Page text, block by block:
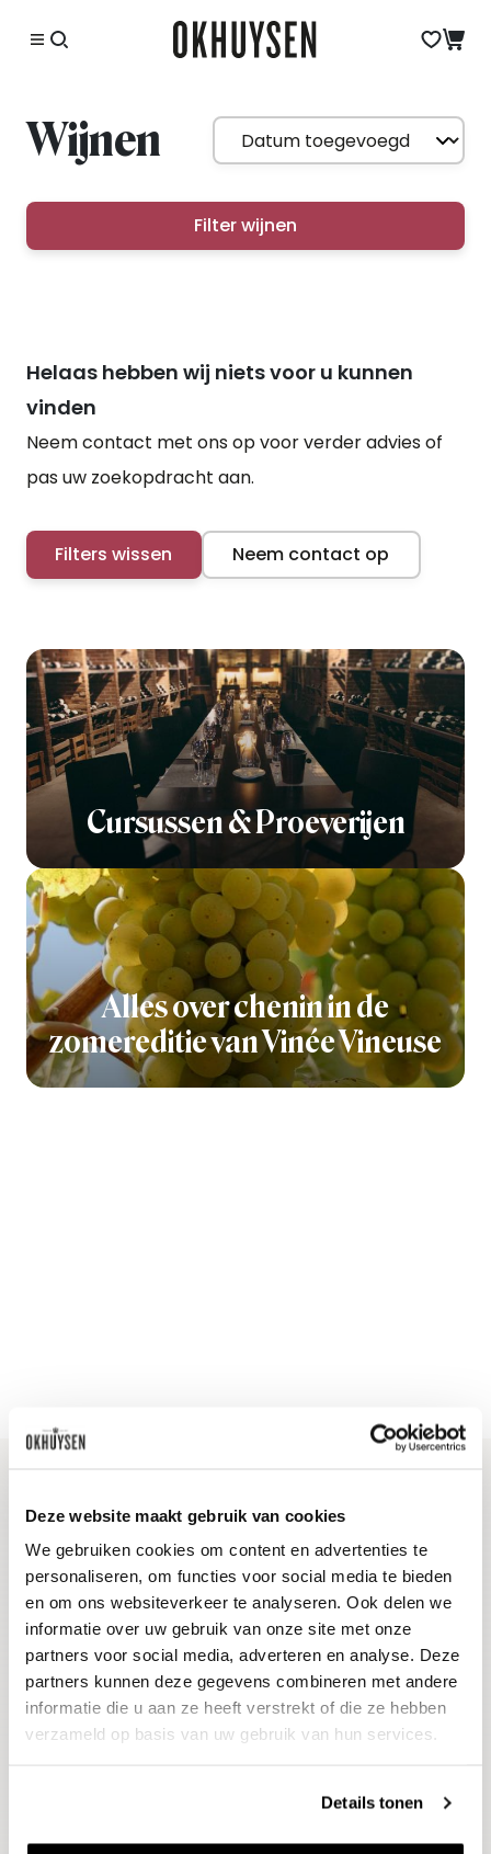
Deze website maakt gebruik van cookies
We gebruiken cookies om content en advertenties te
personaliseren, om functies voor social media te bieden
en om ons websiteverkeer te analyseren. Ook delen we
informatie over uw gebruik van onze site met onze
partners voor social media, adverteren en analyse. Deze
partners kunnen deze gegevens combineren met andere
informatie die u aan ze heeft verstrekt of die ze hebben
verzameld op basis van uw gebruik van hun services.
Details tonen
Wijnen
Filter wijnen
Helaas hebben wij niets voor u kunnen
vinden
Neem contact met ons op voor verder advies of
pas uw zoekopdracht aan.
Filters wissen Neem contact op
Cursussen & Proeverijen
Alles over chenin in de
zomereditie van Vinée Vineuse
Blijf op de hoogte
Ontvang het laatste wijnnieuws, proeverijen en
evenementen
E-mailadres
Aanmelden